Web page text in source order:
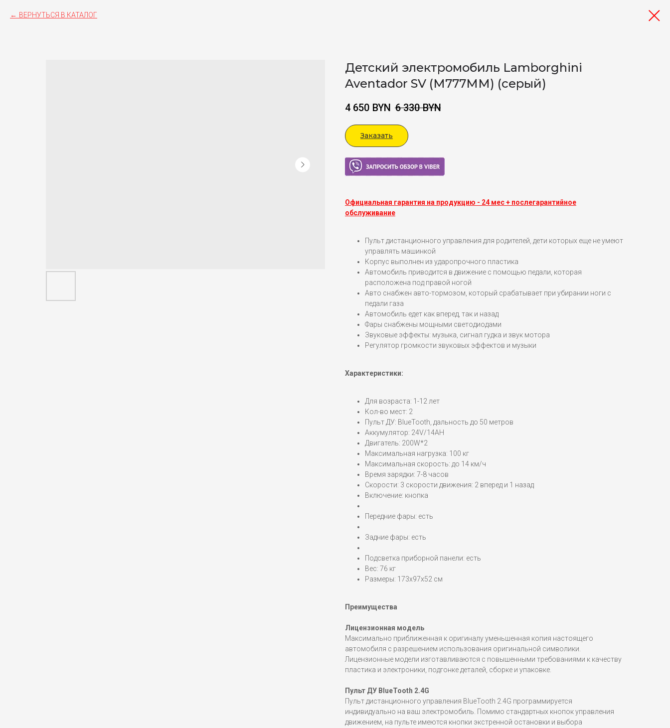
ВЕРНУТЬСЯ В КАТАЛОГ
Детский электромобиль Lamborghini
Aventador SV (M777MM) (серый)
4 650 BYN 6 330 BYN
Заказать
Viber
Официальная гарантия на продукцию - 24 мес + послегарантийное
обслуживание
Пульт дистанционного управления для родителей, дети которых еще не умеют
управлять машинкой
Корпус выполнен из ударопрочного пластика
Автомобиль приводится в движение с помощью педали, которая
расположена под правой ногой
Авто снабжен авто-тормозом, который срабатывает при убирании ноги с
педали газа
Автомобиль едет как вперед, так и назад
Фары снабжены мощными светодиодами
Звуковые эффекты: музыка, сигнал гудка и звук мотора
Регулятор громкости звуковых эффектов и музыки
Характеристики:
Для возраста: 1-12 лет
Кол-во мест: 2
Пульт ДУ: BlueTooth, дальность до 50 метров
Аккумулятор: 24V/14АН
Двигатель: 200W*2
Максимальная нагрузка: 100 кг
Максимальная скорость: до 14 км/ч
Время зарядки: 7-8 часов
Скорости: 3 скорости движения: 2 вперед и 1 назад
Включение: кнопка
Передние фары: есть
Задние фары: есть
Подсветка приборной панели: есть
Вес: 76 кг
Размеры: 173x97x52 см
Преимущества
Лицензионная модель
Максимально приближенная к оригиналу уменьшенная копия настоящего
автомобиля с разрешением использования оригинальной символики.
Лицензионные модели изготавливаются с повышенными требованиями к качеству
пластика и электроники, подгонке деталей, сборке и упаковке.
Пульт ДУ BlueTooth 2.4G
Пульт дистанционного управления BlueTooth 2.4G программируется
индивидуально на ваш электромобиль. Помимо стандартных кнопок управления
движением, на пульте имеются кнопки экстренной остановки и выбора